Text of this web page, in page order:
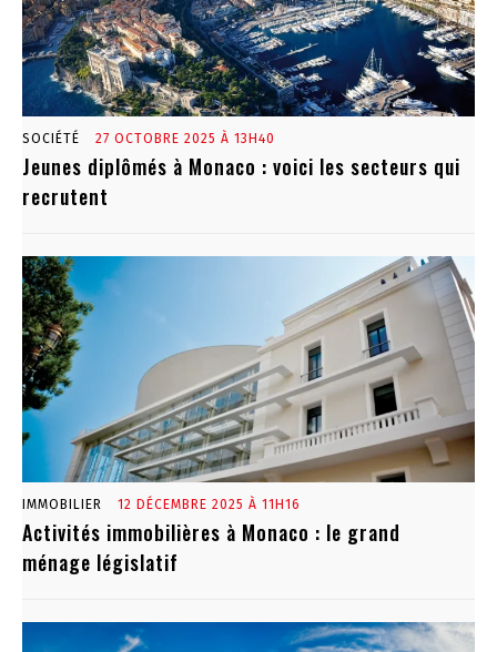
SOCIÉTÉ 27 OCTOBRE 2025 À 13H40
Jeunes diplômés à Monaco : voici les secteurs qui
recrutent
IMMOBILIER 12 DÉCEMBRE 2025 À 11H16
Activités immobilières à Monaco : le grand
ménage législatif